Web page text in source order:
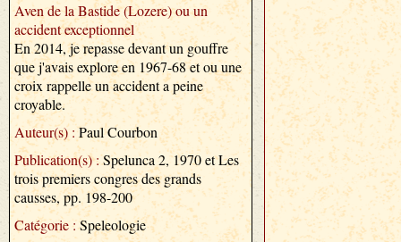
Aven de la Bastide (Lozere) ou un
accident exceptionnel
En 2014, je repasse devant un gouffre
que j'avais explore en 1967-68 et ou une
croix rappelle un accident a peine
croyable.
Auteur(s) :Paul Courbon
Publication(s) :Spelunca 2, 1970 et Les
trois premiers congres des grands
causses, pp. 198-200
Catégorie :Speleologie